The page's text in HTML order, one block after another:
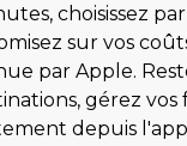
choisissez
sur vos
par Apple.
gérez vos
depuis